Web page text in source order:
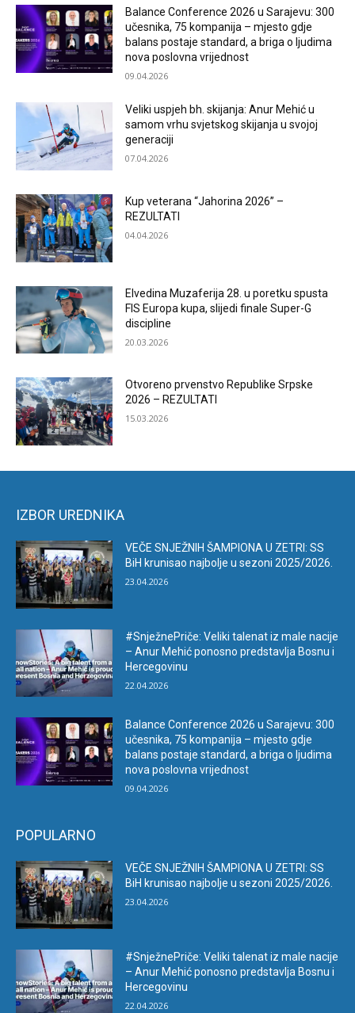
Balance Conference 2026 u Sarajevu: 300
učesnika, 75 kompanija – mjesto gdje
balans postaje standard, a briga o ljudima
nova poslovna vrijednost
09.04.2026
Veliki uspjeh bh. skijanja: Anur Mehić u
samom vrhu svjetskog skijanja u svojoj
generaciji
07.04.2026
Kup veterana “Jahorina 2026” –
REZULTATI
04.04.2026
Elvedina Muzaferija 28. u poretku spusta
FIS Europa kupa, slijedi finale Super-G
discipline
20.03.2026
Otvoreno prvenstvo Republike Srpske
2026 – REZULTATI
15.03.2026
IZBOR UREDNIKA
VEČE SNJEŽNIH ŠAMPIONA U ZETRI: SS
BiH krunisao najbolje u sezoni 2025/2026.
23.04.2026
#SnježnePriče: Veliki talenat iz male nacije
– Anur Mehić ponosno predstavlja Bosnu i
Hercegovinu
22.04.2026
Balance Conference 2026 u Sarajevu: 300
učesnika, 75 kompanija – mjesto gdje
balans postaje standard, a briga o ljudima
nova poslovna vrijednost
09.04.2026
POPULARNO
VEČE SNJEŽNIH ŠAMPIONA U ZETRI: SS
BiH krunisao najbolje u sezoni 2025/2026.
23.04.2026
#SnježnePriče: Veliki talenat iz male nacije
– Anur Mehić ponosno predstavlja Bosnu i
Hercegovinu
22.04.2026